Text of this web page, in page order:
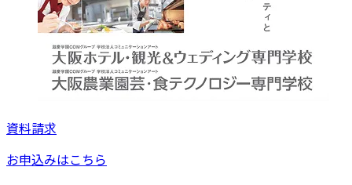
資料請求
お申込みはこちら